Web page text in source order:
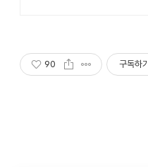
90 구독하기